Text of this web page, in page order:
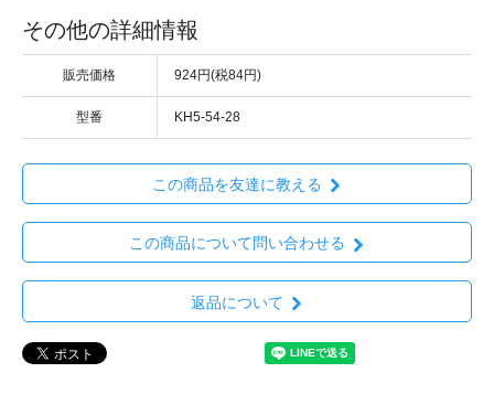
その他の詳細情報
販売価格 924円(税84円)
型番 KH5-54-28
この商品を友達に教える
この商品について問い合わせる
返品について